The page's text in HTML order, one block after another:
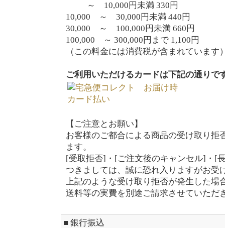
～ 10,000円未満 330円
10,000 ～ 30,000円未満 440円
30,000 ～ 100,000円未満 660円
100,000 ～ 300,000円まで 1,100円
（この料金には消費税が含まれています
ご利用いただけるカードは下記の通りで
【ご注意とお願い】
お客様のご都合による商品の受け取り拒
ます。
[受取拒否]・[ご注文後のキャンセル]・[
つきましては、誠に恐れ入りますがお受
上記のような受け取り拒否が発生した場
送料等の実費を別途ご請求させていただ
■ 銀行振込